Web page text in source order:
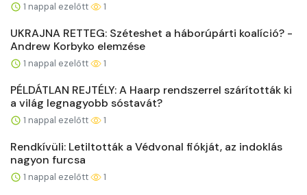
1 nappal ezelőtt 1
UKRAJNA RETTEG: Széteshet a háborúpárti koalíció? -
Andrew Korbyko elemzése
1 nappal ezelőtt 1
PÉLDÁTLAN REJTÉLY: A Haarp rendszerrel szárították ki
a világ legnagyobb sóstavát?
1 nappal ezelőtt 1
Rendkívüli: Letiltották a Védvonal fiókját, az indoklás
nagyon furcsa
1 nappal ezelőtt 1